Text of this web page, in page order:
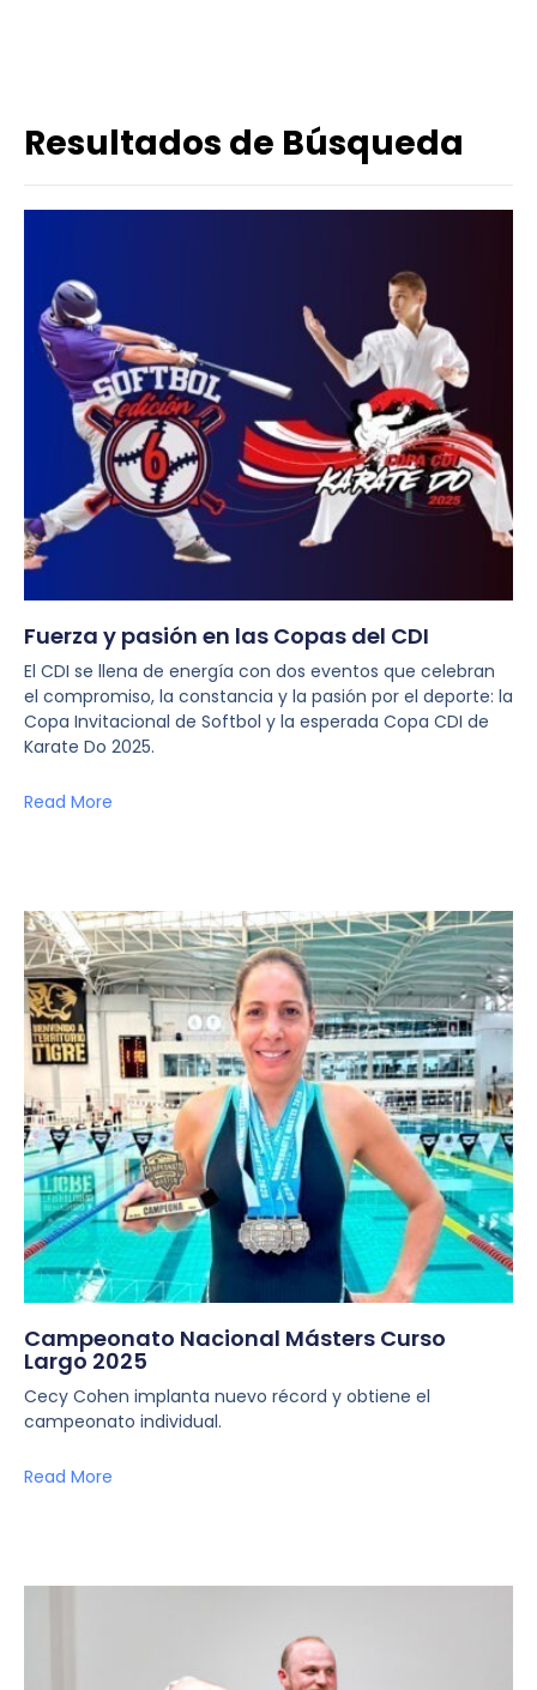
Resultados de Búsqueda
Fuerza y pasión en las Copas del CDI
El CDI se llena de energía con dos eventos que celebran
el compromiso, la constancia y la pasión por el deporte: la
Copa Invitacional de Softbol y la esperada Copa CDI de
Karate Do 2025.
Read More
Campeonato Nacional Másters Curso
Largo 2025
Cecy Cohen implanta nuevo récord y obtiene el
campeonato individual.
Read More